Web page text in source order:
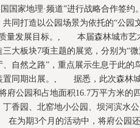
家地理·频道”进行战略合作签约
同打造以公园场景为依托的“公园
质量发展目标。, 本届森林城市艺
大板块7项主题的展览，分别为“
自然之路”，重点展示生息于此的
置同期出展。, 据悉，此次森林
公园和占地面积16.7万平方米的
香园、北窑地小公园、坝河滨水
为期3个月的活动中，将府公园